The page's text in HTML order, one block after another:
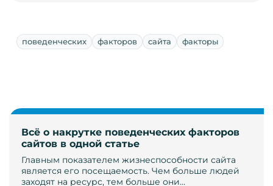
поведенческих факторов сайта факторы
Всё о накрутке поведенческих факторов
сайтов в одной статье
Главным показателем жизнеспособности сайта
является его посещаемость. Чем больше людей
заходят на ресурс, тем больше они…